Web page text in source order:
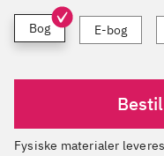
Bog E-bog
Bestil
Fysiske materialer leveres til dit lokale